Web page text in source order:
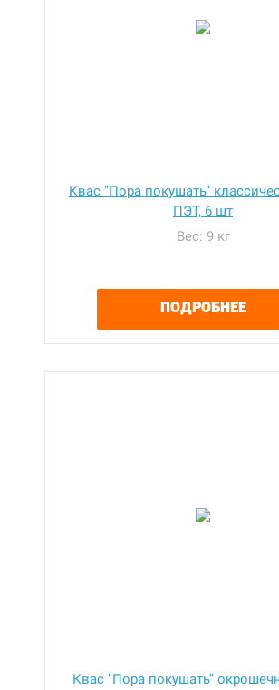
Квас "Пора покушать"
ПЭТ, 6 шт
Вес: 9 кг
ПОДРОБНЕЕ
Квас "Пора покушать"